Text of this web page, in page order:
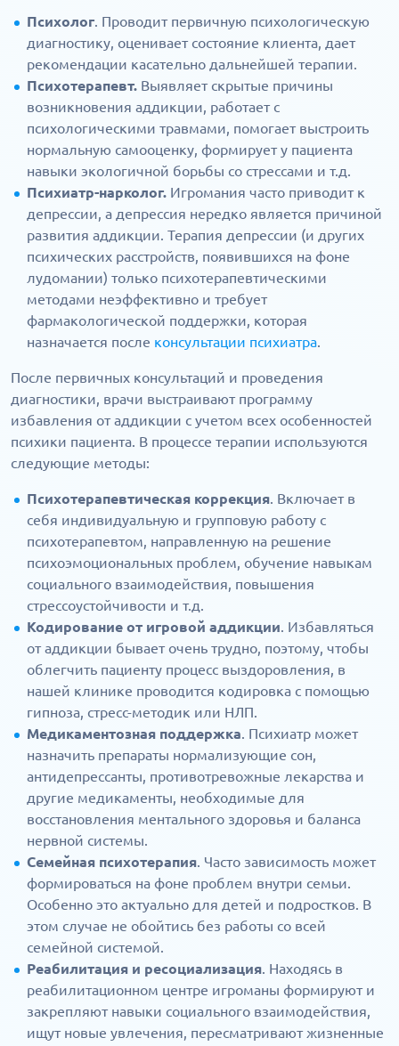
Психолог. Проводит первичную психологическую
диагностику, оценивает состояние клиента, дает
рекомендации касательно дальнейшей терапии.
Психотерапевт. Выявляет скрытые причины
возникновения аддикции, работает с
психологическими травмами, помогает выстроить
нормальную самооценку, формирует у пациента
навыки экологичной борьбы со стрессами и т.д.
Психиатр-нарколог. Игромания часто приводит к
депрессии, а депрессия нередко является причиной
развития аддикции. Терапия депрессии (и других
психических расстройств, появившихся на фоне
лудомании) только психотерапевтическими
методами неэффективно и требует
фармакологической поддержки, которая
назначается после консультации психиатра.
После первичных консультаций и проведения
диагностики, врачи выстраивают программу
избавления от аддикции с учетом всех особенностей
психики пациента. В процессе терапии используются
следующие методы:
Психотерапевтическая коррекция. Включает в
себя индивидуальную и групповую работу с
психотерапевтом, направленную на решение
психоэмоциональных проблем, обучение навыкам
социального взаимодействия, повышения
стрессоустойчивости и т.д.
Кодирование от игровой аддикции. Избавляться
от аддикции бывает очень трудно, поэтому, чтобы
облегчить пациенту процесс выздоровления, в
нашей клинике проводится кодировка с помощью
гипноза, стресс-методик или НЛП.
Медикаментозная поддержка. Психиатр может
назначить препараты нормализующие сон,
антидепрессанты, противотревожные лекарства и
другие медикаменты, необходимые для
восстановления ментального здоровья и баланса
нервной системы.
Семейная психотерапия. Часто зависимость может
формироваться на фоне проблем внутри семьи.
Особенно это актуально для детей и подростков. В
этом случае не обойтись без работы со всей
семейной системой.
Реабилитация и ресоциализация. Находясь в
реабилитационном центре игроманы формируют и
закрепляют навыки социального взаимодействия,
ищут новые увлечения, пересматривают жизненные